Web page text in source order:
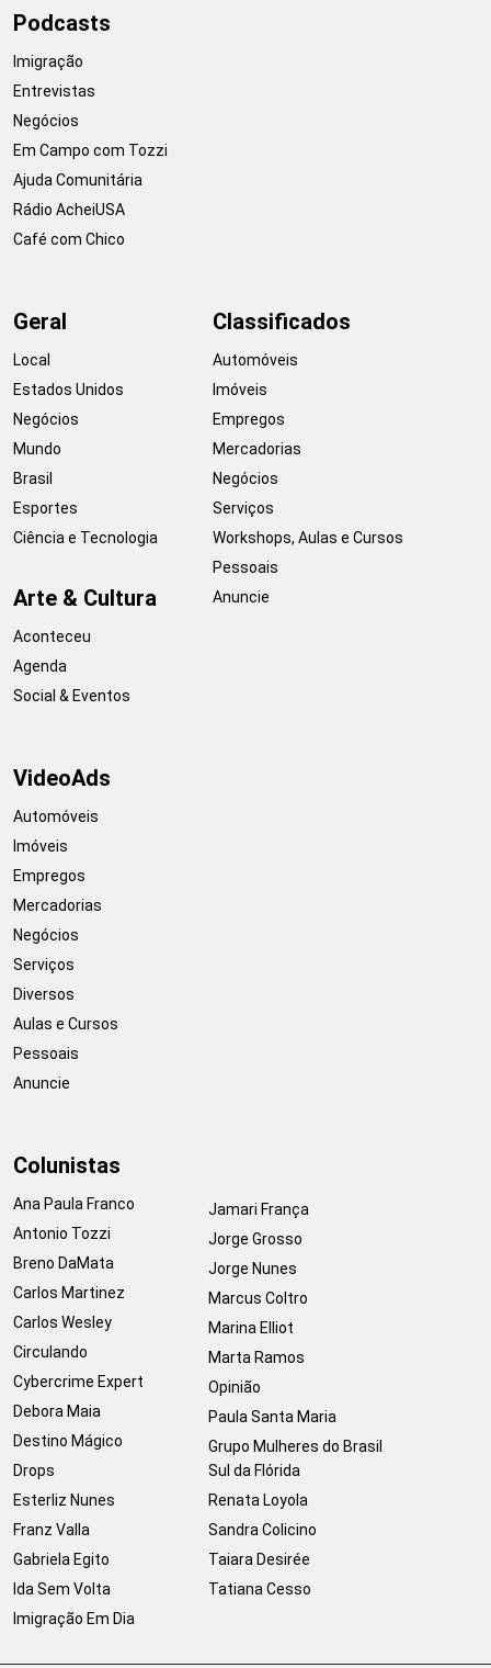
Podcasts
Imigração
Entrevistas
Negócios
Em Campo com Tozzi
Ajuda Comunitária
Rádio AcheiUSA
Café com Chico
Geral
Local
Estados Unidos
Negócios
Mundo
Brasil
Esportes
Ciência e Tecnologia
Arte & Cultura
Aconteceu
Agenda
Social & Eventos
Classificados
Automóveis
Imóveis
Empregos
Mercadorias
Negócios
Serviços
Workshops, Aulas e Cursos
Pessoais
Anuncie
VideoAds
Automóveis
Imóveis
Empregos
Mercadorias
Negócios
Serviços
Diversos
Aulas e Cursos
Pessoais
Anuncie
Colunistas
Ana Paula Franco
Antonio Tozzi
Breno DaMata
Carlos Martinez
Carlos Wesley
Circulando
Cybercrime Expert
Debora Maia
Destino Mágico
Drops
Esterliz Nunes
Franz Valla
Gabriela Egito
Ida Sem Volta
Imigração Em Dia
Jamari França
Jorge Grosso
Jorge Nunes
Marcus Coltro
Marina Elliot
Marta Ramos
Opinião
Paula Santa Maria
Grupo Mulheres do Brasil
Sul da Flórida
Renata Loyola
Sandra Colicino
Taiara Desirée
Tatiana Cesso